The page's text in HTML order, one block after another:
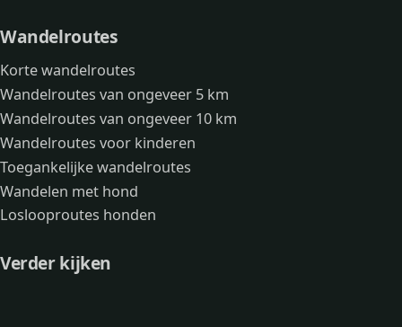
Wandelroutes
Korte wandelroutes
Wandelroutes van ongeveer 5 km
Wandelroutes van ongeveer 10 km
Wandelroutes voor kinderen
Toegankelijke wandelroutes
Wandelen met hond
Loslooproutes honden
Verder kijken